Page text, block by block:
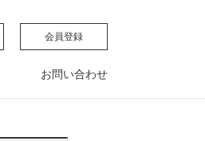
会員登録
お問い合わせ